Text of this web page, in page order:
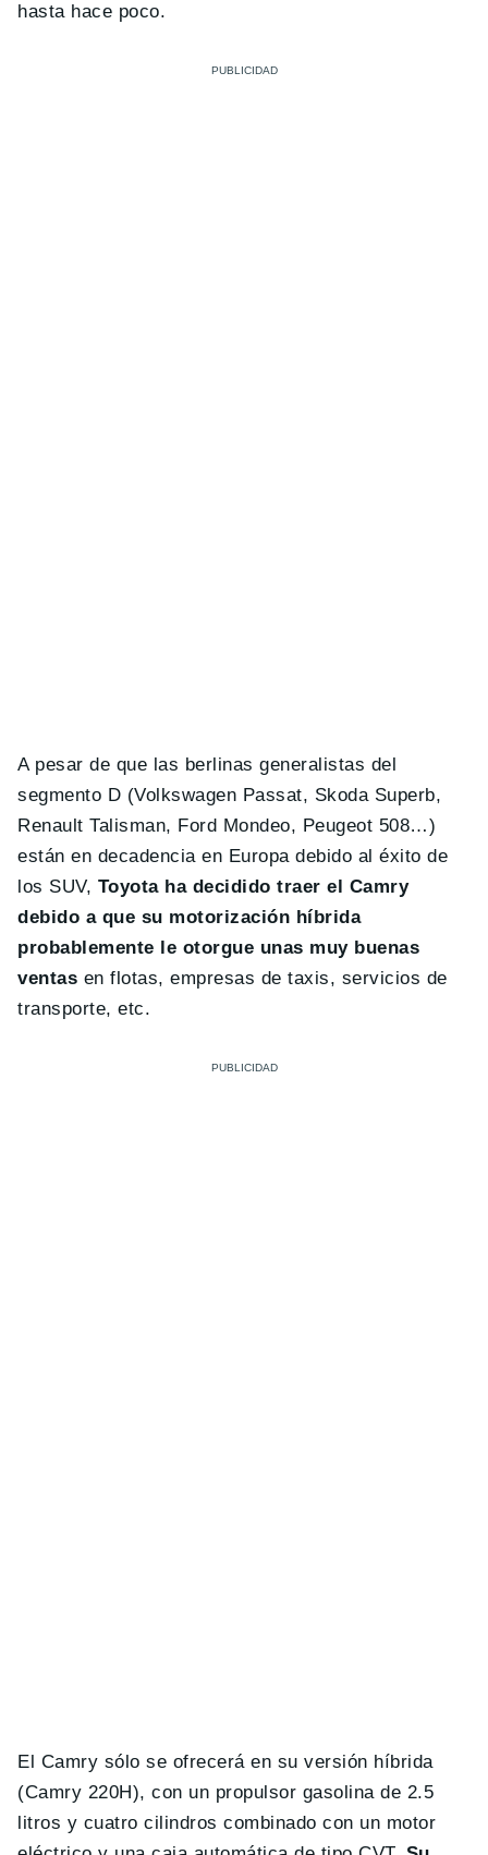
hasta hace poco.
A pesar de que las berlinas generalistas del
segmento D (Volkswagen Passat, Skoda Superb,
Renault Talisman, Ford Mondeo, Peugeot 508…)
están en decadencia en Europa debido al éxito de
los SUV, Toyota ha decidido traer el Camry
debido a que su motorización híbrida
probablemente le otorgue unas muy buenas
ventas en flotas, empresas de taxis, servicios de
transporte, etc.
El Camry sólo se ofrecerá en su versión híbrida
(Camry 220H), con un propulsor gasolina de 2.5
litros y cuatro cilindros combinado con un motor